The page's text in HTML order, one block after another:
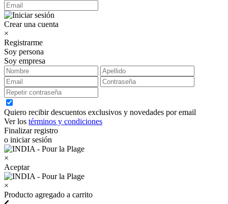
Crear una cuenta
×
Registrarme
Soy persona
Soy empresa
Quiero recibir descuentos exclusivos y novedades por email
Ver los términos y condiciones
Finalizar registro
o iniciar sesión
×
Aceptar
×
Producto agregado a carrito